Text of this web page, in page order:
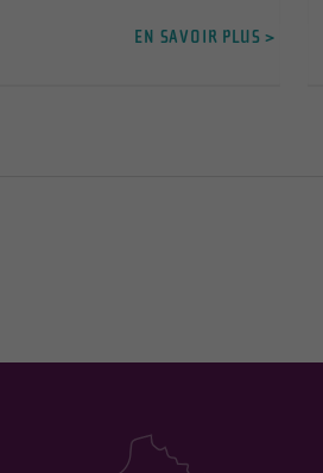
EN SAVOIR PLUS >